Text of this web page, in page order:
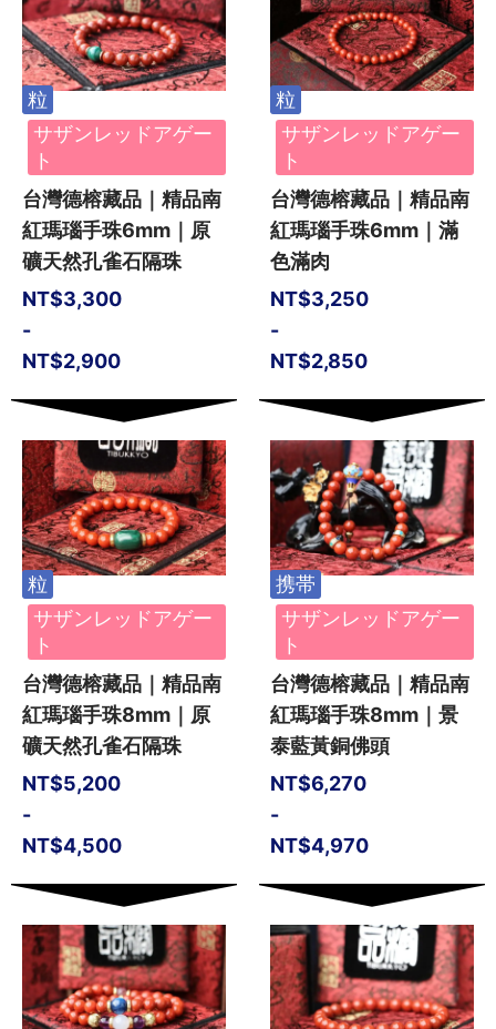
粒
サザンレッドアゲー
ト
台灣德榕藏品｜精品南
紅瑪瑙手珠6mm｜原
礦天然孔雀石隔珠
NT$2,900
-
NT$3,300
粒
サザンレッドアゲー
ト
台灣德榕藏品｜精品南
紅瑪瑙手珠6mm｜滿
色滿肉
NT$2,850
-
NT$3,250
粒
サザンレッドアゲー
ト
台灣德榕藏品｜精品南
紅瑪瑙手珠8mm｜原
礦天然孔雀石隔珠
NT$4,500
-
NT$5,200
携帯
サザンレッドアゲー
ト
台灣德榕藏品｜精品南
紅瑪瑙手珠8mm｜景
泰藍黃銅佛頭
NT$4,970
-
NT$6,270